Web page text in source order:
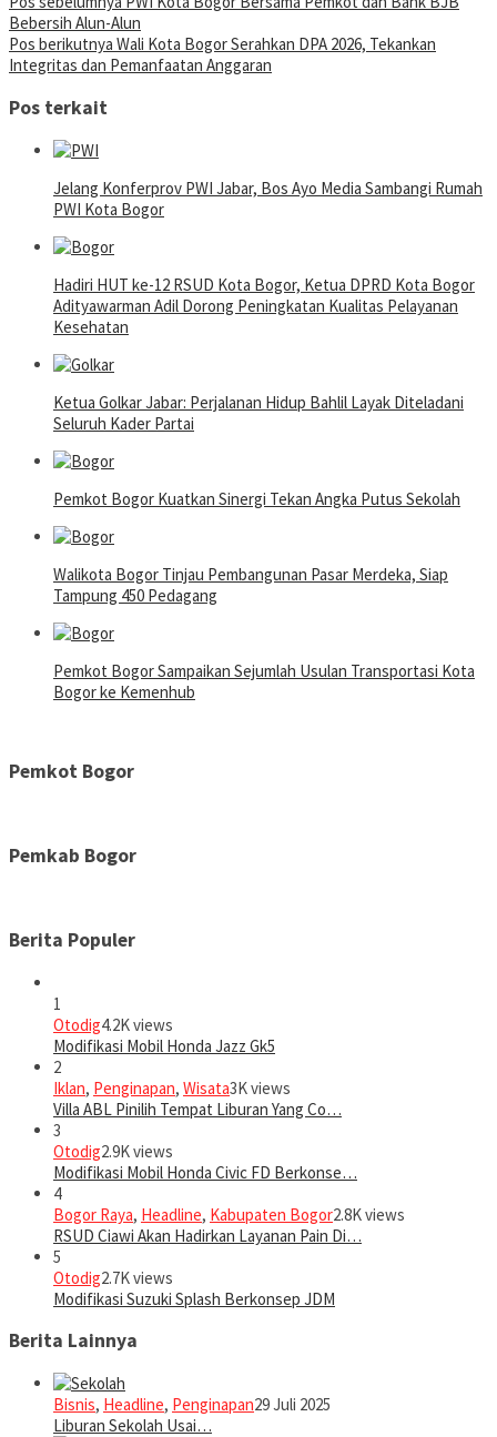
Bebersih Alun-Alun
Pos berikutnya Wali Kota Bogor Serahkan DPA 2026, Tekankan
Integritas dan Pemanfaatan Anggaran
Pos terkait
Jelang Konferprov PWI Jabar, Bos Ayo Media Sambangi Rumah
PWI Kota Bogor
Hadiri HUT ke-12 RSUD Kota Bogor, Ketua DPRD Kota Bogor
Adityawarman Adil Dorong Peningkatan Kualitas Pelayanan
Kesehatan
Ketua Golkar Jabar: Perjalanan Hidup Bahlil Layak Diteladani
Seluruh Kader Partai
Pemkot Bogor Kuatkan Sinergi Tekan Angka Putus Sekolah
Walikota Bogor Tinjau Pembangunan Pasar Merdeka, Siap
Tampung 450 Pedagang
Pemkot Bogor Sampaikan Sejumlah Usulan Transportasi Kota
Bogor ke Kemenhub
Pemkot Bogor
Pemkab Bogor
Berita Populer
1
Otodig4.2K views
Modifikasi Mobil Honda Jazz Gk5
2
Iklan, Penginapan, Wisata3K views
Villa ABL Pinilih Tempat Liburan Yang Co…
3
Otodig2.9K views
Modifikasi Mobil Honda Civic FD Berkonse…
4
Bogor Raya, Headline, Kabupaten Bogor2.8K views
RSUD Ciawi Akan Hadirkan Layanan Pain Di…
5
Otodig2.7K views
Modifikasi Suzuki Splash Berkonsep JDM
Berita Lainnya
Bisnis, Headline, Penginapan29 Juli 2025
Liburan Sekolah Usai…